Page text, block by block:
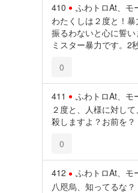
410 ふわトロAt、モ
わたくしは２度と！暴
振るわないと心に誓い
ミスター暴力です。2
0
411 ふわトロAt、モ
２度と、人様に対し
殺しますよ？お前を？
0
412 ふわトロAt、モ
八咫烏、知ってるな？